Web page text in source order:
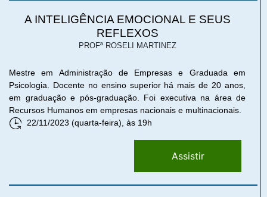
A INTELIGÊNCIA EMOCIONAL E SEUS
REFLEXOS
PROFª ROSELI MARTINEZ
Mestre em Administração de Empresas e Graduada em
Psicologia. Docente no ensino superior há mais de 20 anos,
em graduação e pós-graduação. Foi executiva na área de
Recursos Humanos em empresas nacionais e multinacionais.
22/11/2023 (quarta-feira), às 19h
Assistir